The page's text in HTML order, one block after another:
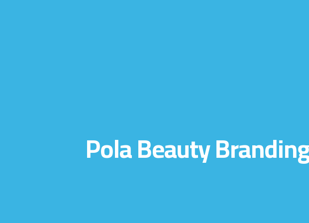
Pola Beauty